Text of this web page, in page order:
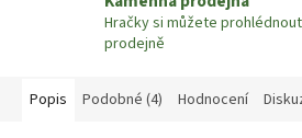
Hračky si můžete
prodejně
Popis Podobné (4) Hodnocení